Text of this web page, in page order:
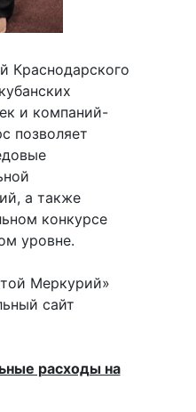
Краснодарского
и компаний-
позволяет
а также
конкурсе
уровне.
Меркурий»
сайт
расходы на